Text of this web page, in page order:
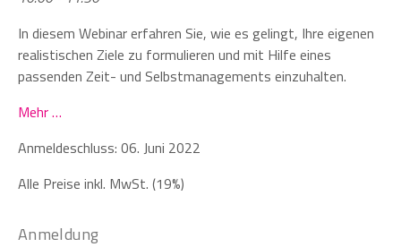
In diesem Webinar erfahren Sie, wie es gelingt, Ihre eigenen
realistischen Ziele zu formulieren und mit Hilfe eines
passenden Zeit- und Selbstmanagements einzuhalten.
Mehr …
Anmeldeschluss: 06. Juni 2022
Alle Preise inkl. MwSt. (19%)
Anmeldung